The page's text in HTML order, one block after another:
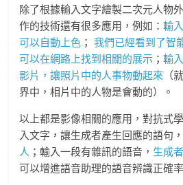
除了根據輸入文字繪製二次元人物
作的技術還有很多應用，例如：輸
可以自動上色 ；
我們已經看到了智
可以在網路上找到相關的展示 ；輸
影片，讓照片中的人事物動起來 （
界中，相片中的人物是會動的）。
以上都是影像相關的應用，對抗式
入文字，讓生成者產生回應的語句
人 ；輸入一段有雜訊的語音， 生成
可以增進語音助理的語音辨識正確率